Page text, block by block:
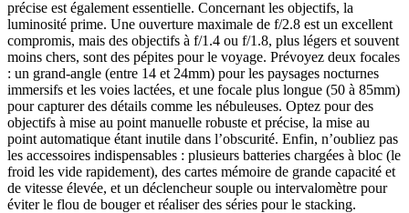
précise est également essentielle. Concernant les objectifs, la
luminosité prime. Une ouverture maximale de f/2.8 est un excellent
compromis, mais des objectifs à f/1.4 ou f/1.8, plus légers et souvent
moins chers, sont des pépites pour le voyage. Prévoyez deux focales
: un grand-angle (entre 14 et 24mm) pour les paysages nocturnes
immersifs et les voies lactées, et une focale plus longue (50 à 85mm)
pour capturer des détails comme les nébuleuses. Optez pour des
objectifs à mise au point manuelle robuste et précise, la mise au
point automatique étant inutile dans l’obscurité. Enfin, n’oubliez pas
les accessoires indispensables : plusieurs batteries chargées à bloc (le
froid les vide rapidement), des cartes mémoire de grande capacité et
de vitesse élevée, et un déclencheur souple ou intervalomètre pour
éviter le flou de bouger et réaliser des séries pour le stacking.